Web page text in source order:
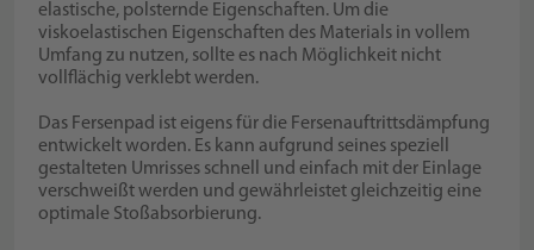
elastische, polsternde Eigenschaften. Um die
viskoelastischen Eigenschaften des Materials in vollem
Umfang zu nutzen, sollte es nach Möglichkeit nicht
vollflächig verklebt werden.
Das Fersenpad ist eigens für die Fersenauftrittsdämpfung
entwickelt worden. Es kann aufgrund seines speziell
gestalteten Umrisses schnell und einfach mit der Einlage
verschweißt werden und gewährleistet gleichzeitig eine
optimale Stoßabsorbierung.